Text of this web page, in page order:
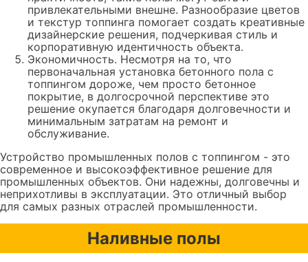
привлекательными внешне. Разнообразие цветов
и текстур топпинга помогает создать креативные
дизайнерские решения, подчеркивая стиль и
корпоративную идентичность объекта.
Экономичность. Несмотря на то, что
первоначальная установка бетонного пола с
топпингом дороже, чем просто бетонное
покрытие, в долгосрочной перспективе это
решение окупается благодаря долговечности и
минимальным затратам на ремонт и
обслуживание.
Устройство промышленных полов с топпингом - это
современное и высокоэффективное решение для
промышленных объектов. Они надежны, долговечны и
неприхотливы в эксплуатации. Это отличный выбор
для самых разных отраслей промышленности.
Наливные полы